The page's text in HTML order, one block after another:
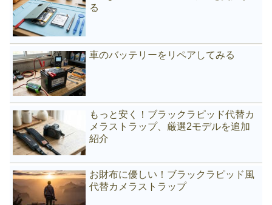
る
車のバッテリーをリペアしてみる
もっと安く！ブラックラピッド代替カ
メラストラップ、厳選2モデルを追加
紹介
お財布に優しい！ブラックラピッド風
代替カメラストラップ